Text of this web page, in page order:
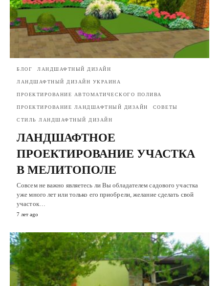
БЛОГ ЛАНДШАФТНЫЙ ДИЗАЙН
ЛАНДШАФТНЫЙ ДИЗАЙН УКРАИНА
ПРОЕКТИРОВАНИЕ АВТОМАТИЧЕСКОГО ПОЛИВА
ПРОЕКТИРОВАНИЕ ЛАНДШАФТНЫЙ ДИЗАЙН СОВЕТЫ
СТИЛЬ ЛАНДШАФТНЫЙ ДИЗАЙН
ЛАНДШАФТНОЕ
ПРОЕКТИРОВАНИЕ УЧАСТКА
В МЕЛИТОПОЛЕ
Совсем не важно являетесь ли Вы обладателем садового участка
уже много лет или только его приобрели, желание сделать свой
участок…
7 лет ago